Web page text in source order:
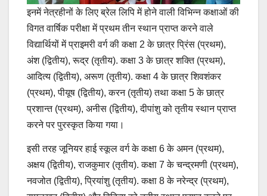
इनमें नेत्रहीनों के लिए ब्रेल लिपि में होने वाली विभिन्न कक्षाओं की
विगत वार्षिक परीक्षा में प्रथम तीन स्थान प्राप्त करने वाले
विद्यार्थियों में प्राइमरी वर्ग की कक्षा 2 के छात्र प्रिंस (प्रथम),
अंश (द्वितीय), रूद्र (तृतीय). कक्षा 3 के छात्र शक्ति (प्रथम),
आदित्य (द्वितीय), अरूण (तृतीय). कक्षा 4 के छात्र शिवशंकर
(प्रथम), पीयूष (द्वितीय), करन (तृतीय) तथा कक्षा 5 के छात्र
प्रशान्त (प्रथम), अनीस (द्वितीय), दीपांशु को तृतीय स्थान प्राप्त
करने पर पुरस्कृत किया गया।
इसी तरह जूनियर हाई स्कूल वर्ग के कक्षा 6 के अमन (प्रथम),
अक्षय (द्वितीय), राजकुमार (तृतीय). कक्षा 7 के चन्द्रमणी (प्रथम),
नवजोत (द्वितीय), प्रियांशु (तृतीय). कक्षा 8 के नरेन्द्र (प्रथम),